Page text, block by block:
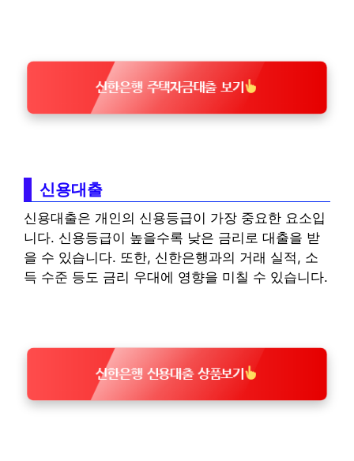
신한은행 주택자금대출 보기
신용대출
신용대출은 개인의 신용등급이 가장 중요한 요소입
니다. 신용등급이 높을수록 낮은 금리로 대출을 받
을 수 있습니다. 또한, 신한은행과의 거래 실적, 소
득 수준 등도 금리 우대에 영향을 미칠 수 있습니다.
신한은행 신용대출 상품보기